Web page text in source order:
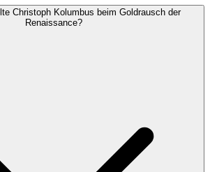
Christoph Kolumbus beim Goldrausch der
Renaissance?